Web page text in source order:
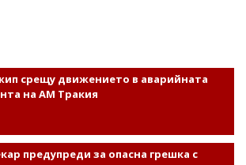
срещу движението в аварийната
на АМ Тракия
предупреди за опасна грешка с